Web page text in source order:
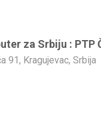
za Srbiju : PTP
91, Kragujevac, Srbija